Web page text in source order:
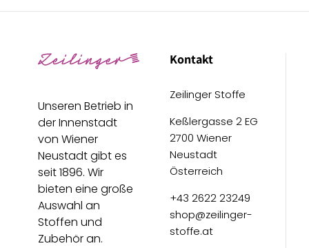
Unseren Betrieb in
der Innenstadt
von Wiener
Neustadt gibt es
seit 1896. Wir
bieten eine große
Auswahl an
Stoffen und
Zubehör an.
Kontakt
Zeilinger Stoffe
Keßlergasse 2 EG
2700 Wiener
Neustadt
Österreich
+43 2622 23249
shop@zeilinger-
stoffe.at